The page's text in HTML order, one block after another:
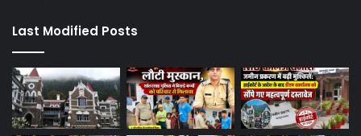
Last Modified Posts